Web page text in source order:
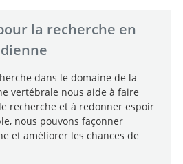
la recherche en
dans le domaine de la
vertébrale nous aide à faire
recherche et à redonner espoir
nous pouvons façonner
et améliorer les chances de